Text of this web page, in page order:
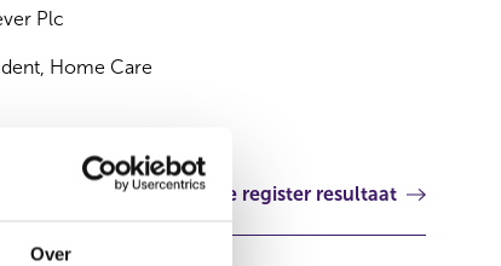
Over
Plc
Home Care
Volgende register resultaat